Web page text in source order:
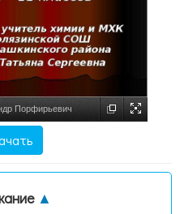
Порфирьевич
для 10 – 11
№1 ▲